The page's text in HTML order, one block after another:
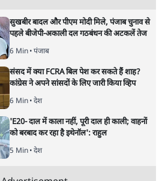
पीएम मोदी लाल किले से बताएं पैलेट गन चलाने का
Advertisement
सुखबीर बादल और पीएम मोदी मिले, पंजाब चुनाव से
6 Min •